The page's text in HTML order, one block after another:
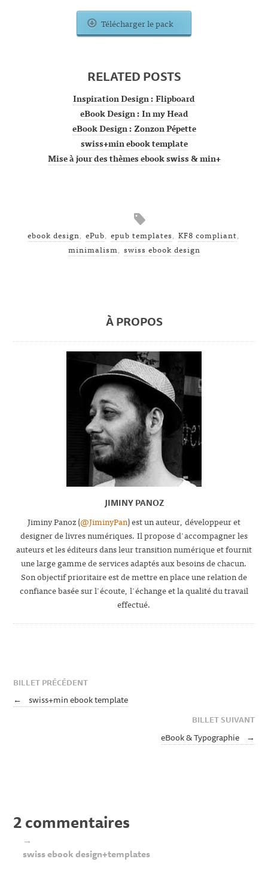
Télécharger le pack
RELATED POSTS
Inspiration Design : Flipboard
eBook Design : In my Head
eBook Design : Zonzon Pépette
swiss+min ebook template
Mise à jour des thèmes ebook swiss & min+
ebook design, ePub, epub templates, KF8 compliant,
minimalism, swiss ebook design
À PROPOS
JIMINY PANOZ
Jiminy Panoz (@JiminyPan) est un auteur, développeur et
designer de livres numériques. Il propose d'accompagner les
auteurs et les éditeurs dans leur transition numérique et fournit
une large gamme de services adaptés aux besoins de chacun.
Son objectif prioritaire est de mettre en place une relation de
confiance basée sur l'écoute, l'échange et la qualité du travail
effectué.
BILLET PRÉCÉDENT
← swiss+min ebook template
BILLET SUIVANT
eBook & Typographie →
2 commentaires
→
swiss ebook design+templates